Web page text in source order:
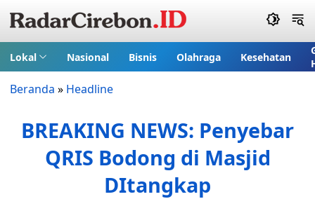
Lokal Nasional Bisnis Olahraga Kesehatan
Beranda » Headline
BREAKING NEWS: Penyebar
QRIS Bodong di Masjid
DItangkap